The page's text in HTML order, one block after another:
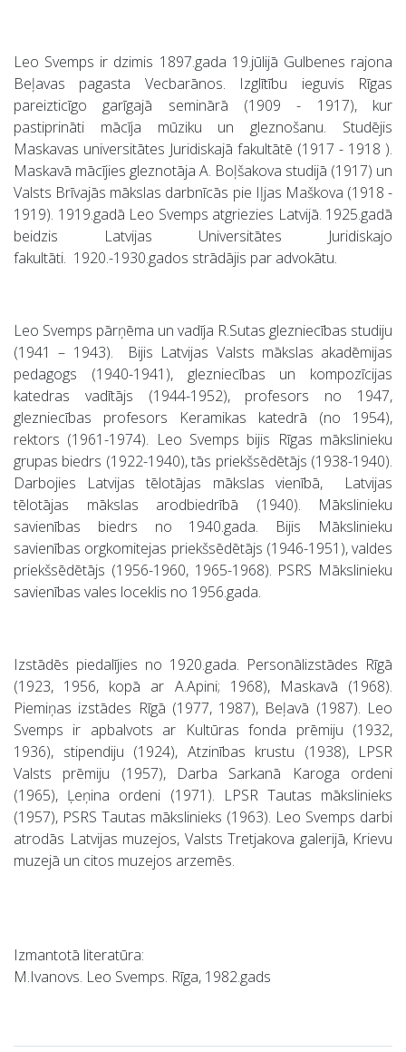
Leo Svemps ir dzimis 1897.gada 19.jūlijā Gulbenes rajona
Beļavas pagasta Vecbarānos. Izglītību ieguvis Rīgas
pareizticīgo garīgajā seminārā (1909 - 1917), kur
pastiprināti mācīja mūziku un gleznošanu. Studējis
Maskavas universitātes Juridiskajā fakultātē (1917 - 1918 ).
Maskavā mācījies gleznotāja A. Boļšakova studijā (1917) un
Valsts Brīvajās mākslas darbnīcās pie Iļjas Maškova (1918 -
1919). 1919.gadā Leo Svemps atgriezies Latvijā. 1925.gadā
beidzis Latvijas Universitātes Juridiskajo
fakultāti. 1920.-1930.gados strādājis par advokātu.
Leo Svemps pārņēma un vadīja R.Sutas glezniecības studiju
(1941 – 1943). Bijis Latvijas Valsts mākslas akadēmijas
pedagogs (1940-1941), glezniecības un kompozīcijas
katedras vadītājs (1944-1952), profesors no 1947,
glezniecības profesors Keramikas katedrā (no 1954),
rektors (1961-1974). Leo Svemps bijis Rīgas mākslinieku
grupas biedrs (1922-1940), tās priekšsēdētājs (1938-1940).
Darbojies Latvijas tēlotājas mākslas vienībā, Latvijas
tēlotājas mākslas arodbiedrībā (1940). Mākslinieku
savienības biedrs no 1940.gada. Bijis Mākslinieku
savienības orgkomitejas priekšsēdētājs (1946-1951), valdes
priekšsēdētājs (1956-1960, 1965-1968). PSRS Mākslinieku
savienības vales loceklis no 1956.gada.
Izstādēs piedalījies no 1920.gada. Personālizstādes Rīgā
(1923, 1956, kopā ar A.Apini; 1968), Maskavā (1968).
Piemiņas izstādes Rīgā (1977, 1987), Beļavā (1987). Leo
Svemps ir apbalvots ar Kultūras fonda prēmiju (1932,
1936), stipendiju (1924), Atzinības krustu (1938), LPSR
Valsts prēmiju (1957), Darba Sarkanā Karoga ordeni
(1965), Ļeņina ordeni (1971). LPSR Tautas mākslinieks
(1957), PSRS Tautas mākslinieks (1963). Leo Svemps darbi
atrodās Latvijas muzejos, Valsts Tretjakova galerijā, Krievu
muzejā un citos muzejos arzemēs.
Izmantotā literatūra:
M.Ivanovs. Leo Svemps. Rīga, 1982.gads